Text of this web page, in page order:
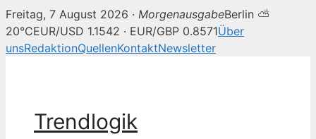
Freitag, 7 August 2026 · MorgenausgabeBerlin ⛅
20°CEUR/USD 1.1542 · EUR/GBP 0.8571Über
unsRedaktionQuellenKontaktNewsletter
Trendlogik